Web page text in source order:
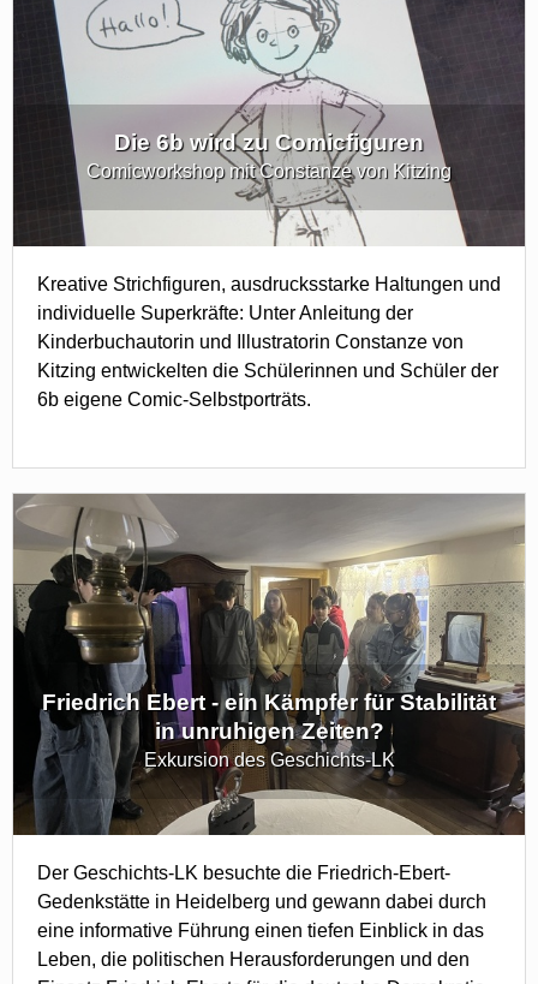
Die 6b wird zu Comicfiguren
Comicworkshop mit Constanze von Kitzing
Kreative Strichfiguren, ausdrucksstarke Haltungen und
individuelle Superkräfte: Unter Anleitung der
Kinderbuchautorin und Illustratorin Constanze von
Kitzing entwickelten die Schülerinnen und Schüler der
6b eigene Comic-Selbstporträts.
Friedrich Ebert - ein Kämpfer für Stabilität
in unruhigen Zeiten?
Exkursion des Geschichts-LK
Der Geschichts-LK besuchte die Friedrich-Ebert-
Gedenkstätte in Heidelberg und gewann dabei durch
eine informative Führung einen tiefen Einblick in das
Leben, die politischen Herausforderungen und den